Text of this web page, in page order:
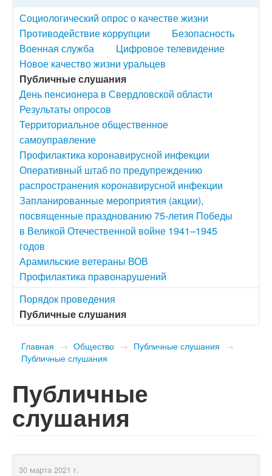
Социологический опрос о качестве жизни
Противодействие коррупции
Безопасность
Военная служба
Цифровое телевидение
Новое качество жизни уральцев
Публичные слушания
День пенсионера в Свердловской области
Результаты опросов
Территориальное общественное
самоуправление
Профилактика коронавирусной инфекции
Оперативный штаб по предупреждению
распространения коронавирусной инфекции
Запланированные мероприятия (акции),
посвященные празднованию 75-летия Победы
в Великой Отечественной войне 1941–1945
годов
Арамильские ветераны ВОВ
Профилактика правонарушений
Порядок проведения
Публичные слушания
Главная → Общество → Публичные слушания →
Публичные слушания
Публичные
слушания
30 марта 2021 г.